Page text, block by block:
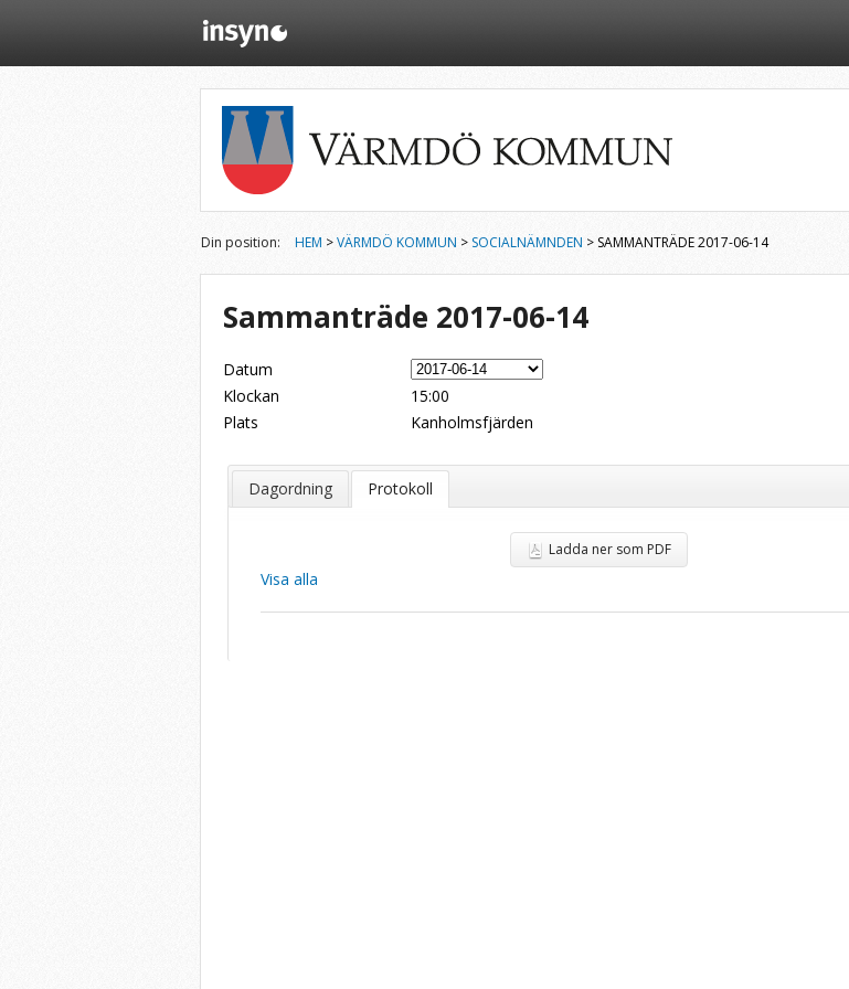
Din position: HEM >VÄRMDÖ KOMMUN > SOCIALNÄMNDEN > SAMMANTRÄDE 2017-06-14
Sammanträde 2017-06-14
Datum
Klockan
15:00
Plats
Kanholmsfjärden
Dagordning Protokoll
Ladda ner som PDF
Visa alla